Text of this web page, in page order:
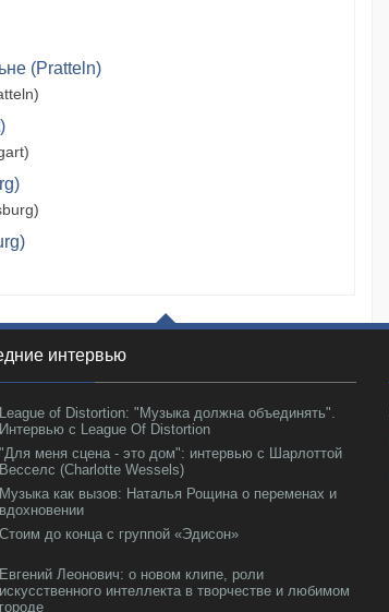
(Pratteln)
интервью
League of Distortion: "Музыка должна объединять".
Интервью с League Of Distortion
"Для меня сцена - это дом": интервью с Шарлоттой
Весселс (Charlotte Wessels)
Музыка как вызов: Наталья Рощина о переменах и
вдохновении
Стоим до конца с группой «Эдисон»
Евгений Леонович: о новом клипе, роли
искусственного интеллекта в творчестве и любимом
городе